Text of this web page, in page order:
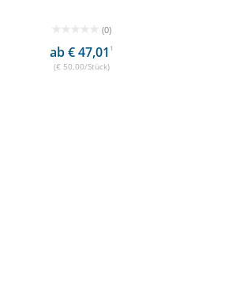
(0)
ab € 47,01 1
(€ 50,00/Stück)